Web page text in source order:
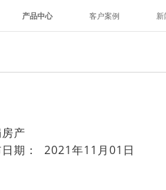
产品中心 客户案例 新
产
期： 2021年11月01日